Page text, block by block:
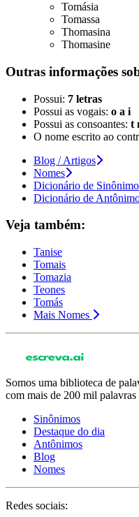
Tomásia
Tomassa
Thomasina
Thomasine
Outras informações
Possui: 7 letras
Possui as vogais: o a i
Possui as consoantes: t
O nome escrito ao
Blog / Artigos
Nomes
Dicionário de
Dicionário de
Veja também:
Tanise
Tomais
Tomazia
Teones
Tomás
Mais Nomes
Somos uma biblioteca de
com mais de 200 mil palavras
Sinônimos
Destaque do dia
Antônimos
Blog
Nomes
Redes sociais: